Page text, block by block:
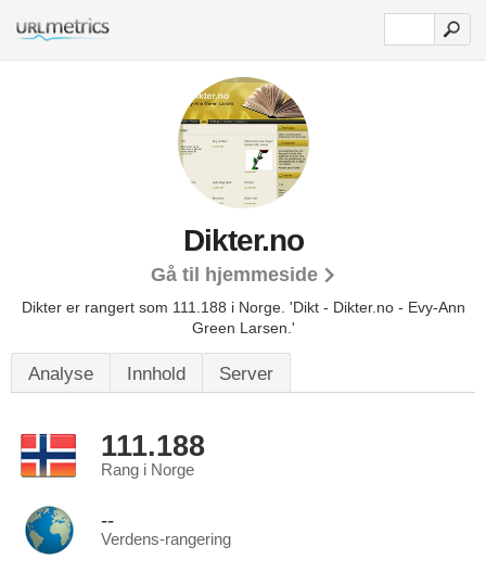
Dikter.no
Gå til hjemmeside
Dikter er rangert som 111.188 i Norge. 'Dikt - Dikter.no - Evy-Ann
Green Larsen.'
Analyse Innhold Server
111.188
Rang i Norge
--
Verdens-rangering